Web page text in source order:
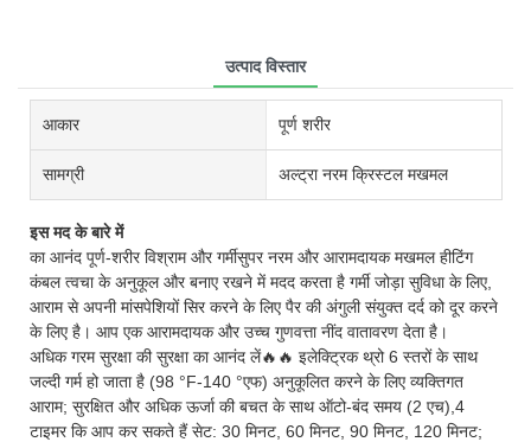
उत्पाद विस्तार
आकार पूर्ण शरीर
सामग्री अल्ट्रा नरम क्रिस्टल मखमल
इस मद के बारे में
का आनंद पूर्ण-शरीर विश्राम और गर्मीसुपर नरम और आरामदायक मखमल हीटिंग
कंबल त्वचा के अनुकूल और बनाए रखने में मदद करता है गर्मी जोड़ा सुविधा के लिए,
आराम से अपनी मांसपेशियों सिर करने के लिए पैर की अंगुली संयुक्त दर्द को दूर करने
के लिए है। आप एक आरामदायक और उच्च गुणवत्ता नींद वातावरण देता है।
अधिक गरम सुरक्षा की सुरक्षा का आनंद लें🔥🔥 इलेक्ट्रिक थ्रो 6 स्तरों के साथ
जल्दी गर्म हो जाता है (98 °F-140 °एफ) अनुकूलित करने के लिए व्यक्तिगत
आराम; सुरक्षित और अधिक ऊर्जा की बचत के साथ ऑटो-बंद समय (2 एच),4
टाइमर कि आप कर सकते हैं सेट: 30 मिनट, 60 मिनट, 90 मिनट, 120 मिनट;